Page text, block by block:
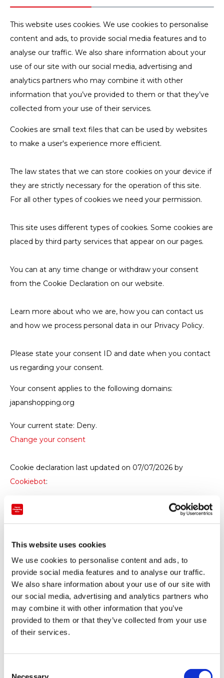
This website uses cookies
We use cookies to personalise content and ads, to
provide social media features and to analyse our traffic.
We also share information about your use of our site with
our social media, advertising and analytics partners who
may combine it with other information that you’ve
provided to them or that they’ve collected from your use
of their services.
This website uses cookies. We use cookies to personalise
content and ads, to provide social media features and to
analyse our traffic. We also share information about your
use of our site with our social media, advertising and
analytics partners who may combine it with other
information that you’ve provided to them or that they’ve
collected from your use of their services.
Cookies are small text files that can be used by websites
to make a user's experience more efficient.
The law states that we can store cookies on your device if
they are strictly necessary for the operation of this site.
For all other types of cookies we need your permission.
This site uses different types of cookies. Some cookies are
placed by third party services that appear on our pages.
You can at any time change or withdraw your consent
from the Cookie Declaration on our website.
Learn more about who we are, how you can contact us
and how we process personal data in our Privacy Policy.
Please state your consent ID and date when you contact
us regarding your consent.
Your consent applies to the following domains:
japanshopping.org
Your current state: Deny.
Change your consent
Cookie declaration last updated on 07/07/2026 by
Cookiebot:
Necessary (5)
Necessary cookies help make a website usable by
access to secure areas of the website. The website
cannot function properly without these cookies.
Name Provider